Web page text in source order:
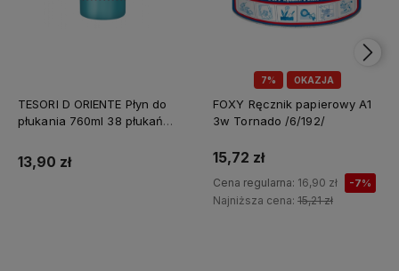
TESORI D ORIENTE Płyn do
płukania 760ml 38 płukań
13,90 zł
7% OKAZJA
FOXY Ręcznik papierowy A1
3w Tornado /6/192/
15,72 zł
Cena regularna: 16,90 zł -7%
Najniższa cena: 15,21 zł